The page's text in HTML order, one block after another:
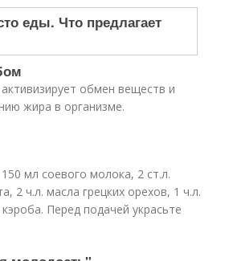
обмен веществ и
жира в организме.
мл соевого молока, 2 ст.л.
2 ч.л. масла грецких орехов, 1 ч.л.
Перед подачей украсьте